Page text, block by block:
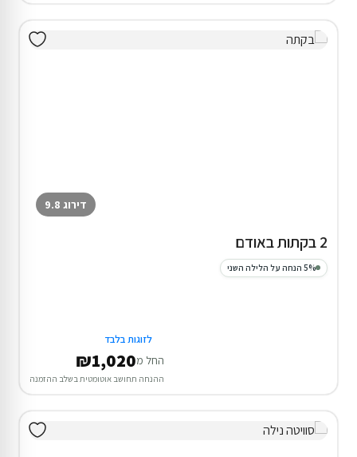
דירוג 9.8
2 בקתות באודם
5% הנחה על הלילה השני
לזוגות בלבד
החל מ₪1,020
ההנחה תחושב אוטומטית בשלב ההזמנה